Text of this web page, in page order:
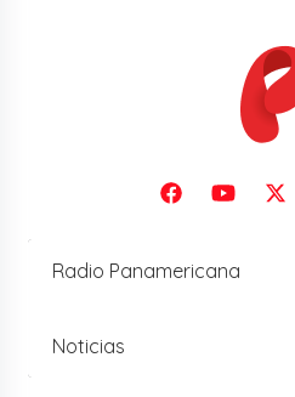
Radio Panamericana
Noticias